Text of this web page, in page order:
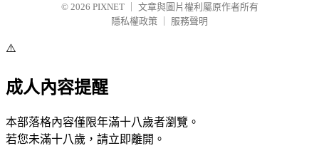
© 2026 PIXNET
文章與圖片權利屬原作者所有
隱私權政策
服務聲明
⚠️
成人內容提醒
本部落格內容僅限年滿十八歲者瀏覽。
若您未滿十八歲，請立即離開。